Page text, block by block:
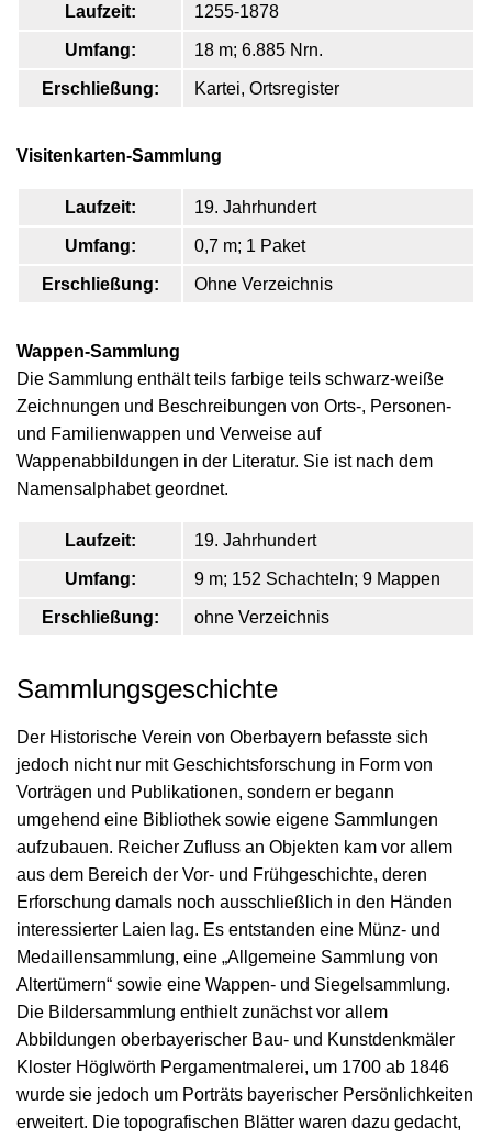
Laufzeit: 1255-1878
Umfang: 18 m; 6.885 Nrn.
Erschließung: Kartei, Ortsregister
Visitenkarten-Sammlung
Laufzeit: 19. Jahrhundert
Umfang: 0,7 m; 1 Paket
Erschließung: Ohne Verzeichnis
Wappen-Sammlung
Die Sammlung enthält teils farbige teils schwarz-weiße
Zeichnungen und Beschreibungen von Orts-, Personen-
und Familienwappen und Verweise auf
Wappenabbildungen in der Literatur. Sie ist nach dem
Namensalphabet geordnet.
Laufzeit: 19. Jahrhundert
Umfang: 9 m; 152 Schachteln; 9 Mappen
Erschließung: ohne Verzeichnis
Sammlungsgeschichte
Der Historische Verein von Oberbayern befasste sich
jedoch nicht nur mit Geschichtsforschung in Form von
Vorträgen und Publikationen, sondern er begann
umgehend eine Bibliothek sowie eigene Sammlungen
aufzubauen. Reicher Zufluss an Objekten kam vor allem
aus dem Bereich der Vor- und Frühgeschichte, deren
Erforschung damals noch ausschließlich in den Händen
interessierter Laien lag. Es entstanden eine Münz- und
Medaillensammlung, eine „Allgemeine Sammlung von
Altertümern“ sowie eine Wappen- und Siegelsammlung.
Die Bildersammlung enthielt zunächst vor allem
Abbildungen oberbayerischer Bau- und Kunstdenkmäler
Kloster Höglwörth Pergamentmalerei, um 1700 ab 1846
wurde sie jedoch um Porträts bayerischer Persönlichkeiten
erweitert. Die topografischen Blätter waren dazu gedacht,